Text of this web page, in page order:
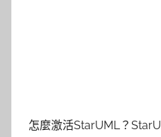
怎麼激活StarUML？